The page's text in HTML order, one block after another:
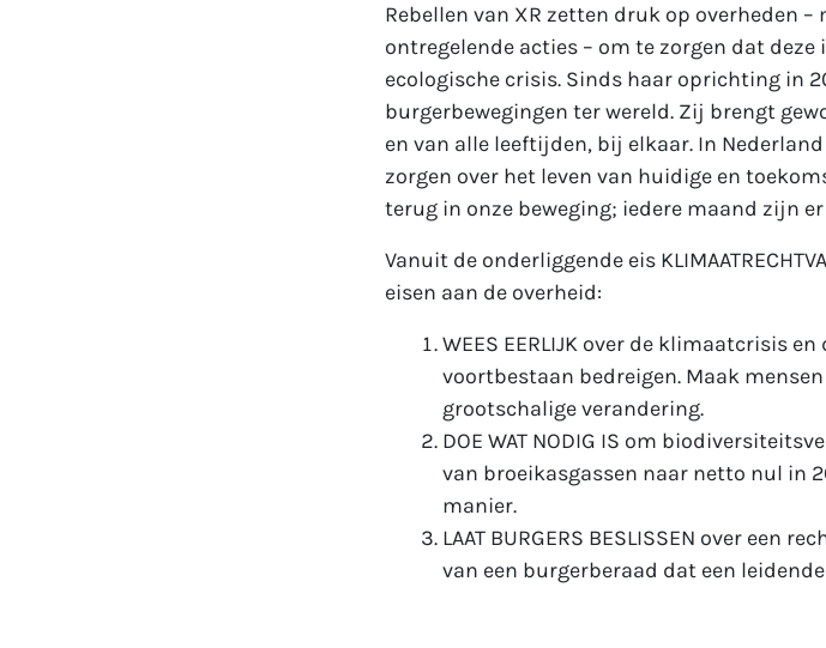
Rebellen van XR zetten druk op overheden –
ontregelende acties – om te zorgen dat
ecologische crisis. Sinds haar oprichting in
burgerbewegingen ter wereld. Zij brengt
en van alle leeftijden, bij elkaar. In
zorgen over het leven van huidige en
terug in onze beweging; iedere maand zijn
Vanuit de onderliggende eis
eisen aan de overheid:
WEES EERLIJK over de klimaatcrisis
voortbestaan bedreigen. Maak
grootschalige verandering.
DOE WAT NODIG IS om
van broeikasgassen naar netto nul in
manier.
LAAT BURGERS BESLISSEN over
van een burgerberaad dat een